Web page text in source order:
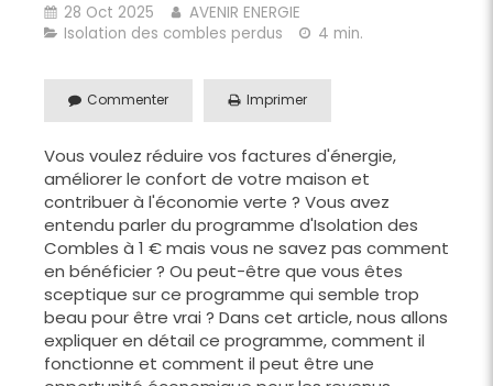
28 Oct 2025
AVENIR ENERGIE
Isolation des combles perdus
4 min.
Commenter Imprimer
Vous voulez réduire vos factures d'énergie,
améliorer le confort de votre maison et
contribuer à l'économie verte ? Vous avez
entendu parler du programme d'Isolation des
Combles à 1 € mais vous ne savez pas comment
en bénéficier ? Ou peut-être que vous êtes
sceptique sur ce programme qui semble trop
beau pour être vrai ? Dans cet article, nous allons
expliquer en détail ce programme, comment il
fonctionne et comment il peut être une